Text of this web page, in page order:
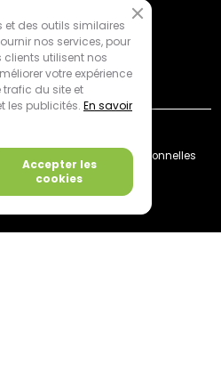
légales
Données personnelles
Cookies
et des outils similaires
nos services, pour
utilisent nos
votre expérience
du site et
les publicités. En savoir
Accepter les
cookies